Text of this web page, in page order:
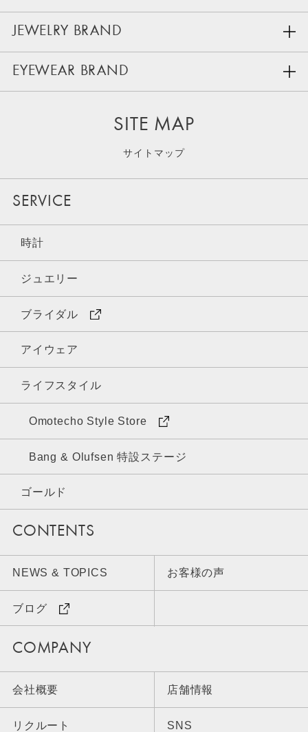
JEWELRY BRAND
EYEWEAR BRAND
SITE MAP
サイトマップ
SERVICE
時計
ジュエリー
ブライダル
アイウェア
ライフスタイル
Omotecho Style Store
Bang & Olufsen 特設ステージ
ゴールド
CONTENTS
NEWS & TOPICS お客様の声
ブログ
COMPANY
会社概要 店舗情報
リクルート SNS